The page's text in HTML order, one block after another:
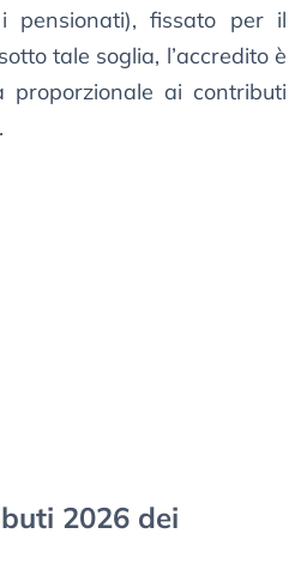
pensionati), fissato per il
tale soglia, l’accredito è
proporzionale ai contributi
2026 dei